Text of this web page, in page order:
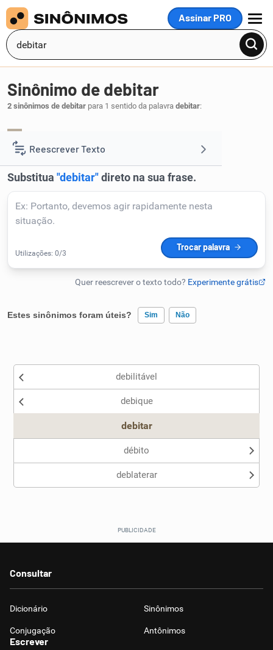
Assinar PRO
MENU
Reescrever Texto
Resumir Texto
Corrigir Texto
Detector de IA
Humanizador de IA
Conexões
Dicionário
Sinônimo de debitar
2 sinônimos de debitar para 1 sentido da palavra debitar:
Estes sinônimos foram úteis? Sim Não
Nenhum dos sinônimos apresentados me ajudou
debilitável
debique
debitar
débito
deblaterar
Consultar
Dicionário Sinônimos
Conjugação Antônimos
Escrever